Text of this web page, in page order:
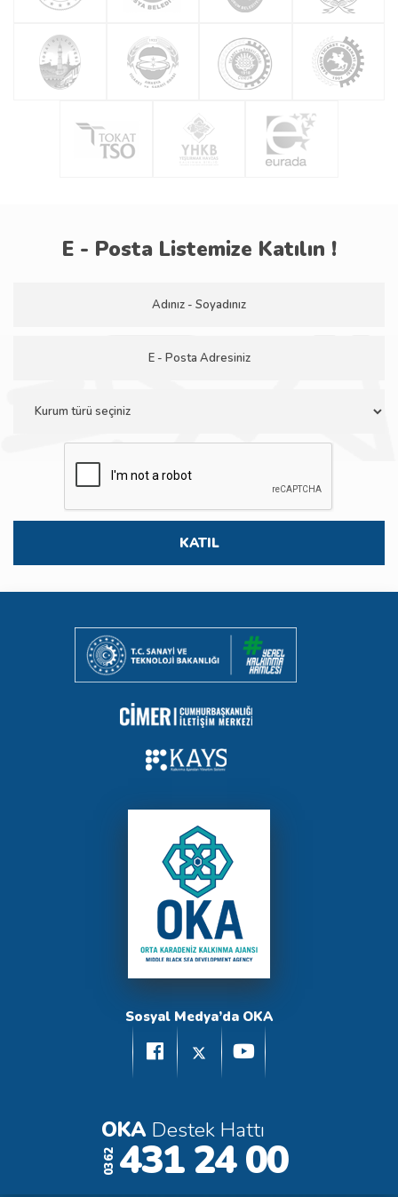
E - Posta Listemize Katılın !
Sosyal Medya’da OKA
OKA Destek Hattı
0362 431 24 00